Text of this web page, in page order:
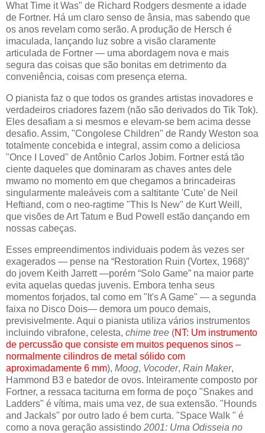
What Time it Was" de Richard Rodgers desmente a idade
de Fortner. Há um claro senso de ânsia, mas sabendo que
os anos revelam como serão. A produção de Hersch é
imaculada, lançando luz sobre a visão claramente
articulada de Fortner — uma abordagem nova e mais
segura das coisas que são bonitas em detrimento da
conveniência, coisas com presença eterna.
O pianista faz o que todos os grandes artistas inovadores e
verdadeiros criadores fazem (não são derivados do Tik Tok).
Eles desafiam a si mesmos e elevam-se bem acima desse
desafio. Assim, "Congolese Children" de Randy Weston soa
totalmente concebida e integral, assim como a deliciosa
"Once I Loved" de Antônio Carlos Jobim. Fortner está tão
ciente daqueles que dominaram as chaves antes dele
mwamo no momento em que chegamos a brincadeiras
singularmente maleáveis ​​​​com a saltitante 'Cute' de Neil
Heftiand, com o neo-ragtime "This Is New" de Kurt Weill,
que visões de Art Tatum e Bud Powell estão dançando em
nossas cabeças.
Esses empreendimentos individuais podem às vezes ser
exagerados — pense na “Restoration Ruin (Vortex, 1968)”
do jovem Keith Jarrett —porém “Solo Game” na maior parte
evita aquelas quedas juvenis. Embora tenha seus
momentos forjados, tal como em "It's A Game" — a segunda
faixa no Disco Dois— demora um pouco demais,
previsivelmente. Aqui o pianista utiliza vários instrumentos
incluindo vibrafone, celesta, chime tree (NT: Um instrumento
de percussão que consiste em muitos pequenos sinos –
normalmente cilindros de metal sólido com
aproximadamente 6 mm), Moog, Vocoder, Rain Maker,
Hammond B3 e batedor de ovos. Inteiramente composto por
Fortner, a ressaca taciturna em forma de poço "Snakes and
Ladders" é vítima, mais uma vez, de sua extensão. "Hounds
and Jackals" por outro lado é bem curta. "Space Walk " é
como a nova geração assistindo 2001: Uma Odisseia no